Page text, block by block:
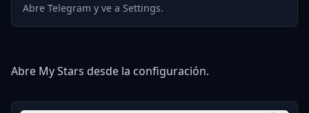
Abre Telegram y ve a Settings.
Abre My Stars desde la configuración.
está aquí.
Más rápido. Más inteligente. Más creativo que
10x 4K